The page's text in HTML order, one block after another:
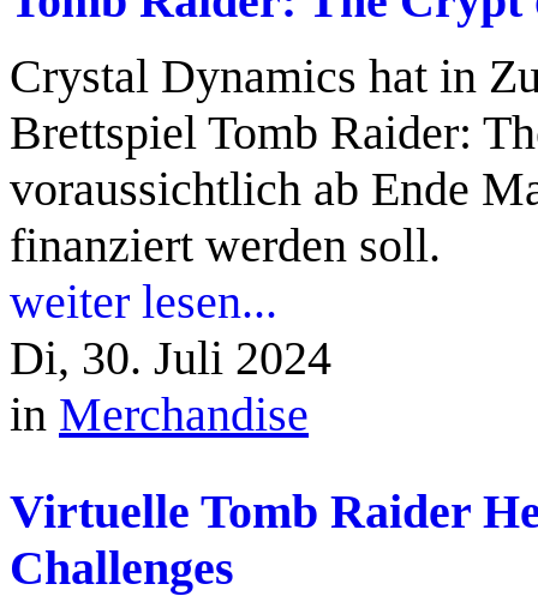
Crystal Dynamics hat in
Brettspiel Tomb Raider:
voraussichtlich ab Ende
finanziert werden soll.
weiter lesen...
Di, 30. Juli 2024
in Merchandise
Virtuelle Tomb Raider
Challenges